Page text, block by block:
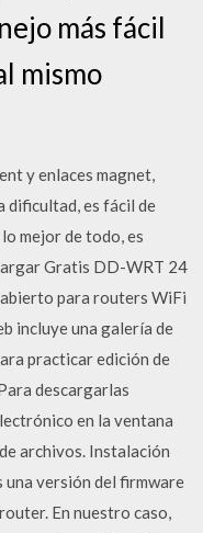
más fácil
mismo
y enlaces magnet,
dificultad, es fácil de
mejor de todo, es
Gratis DD-WRT 24
para routers WiFi
incluye una galería de
practicar edición de
descargarlas
en la ventana
archivos. Instalación
versión del firmware
En nuestro caso,